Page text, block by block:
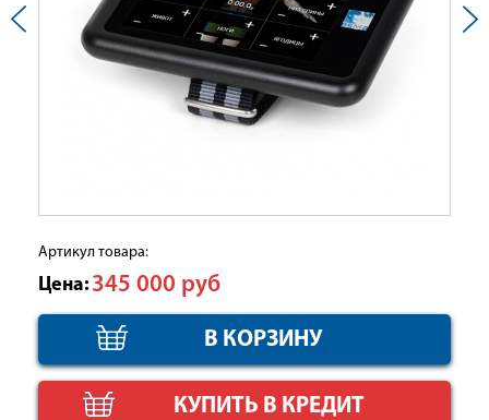
Артикул товара:
Цена: 345 000 руб
КУПИТЬ В КРЕДИТ